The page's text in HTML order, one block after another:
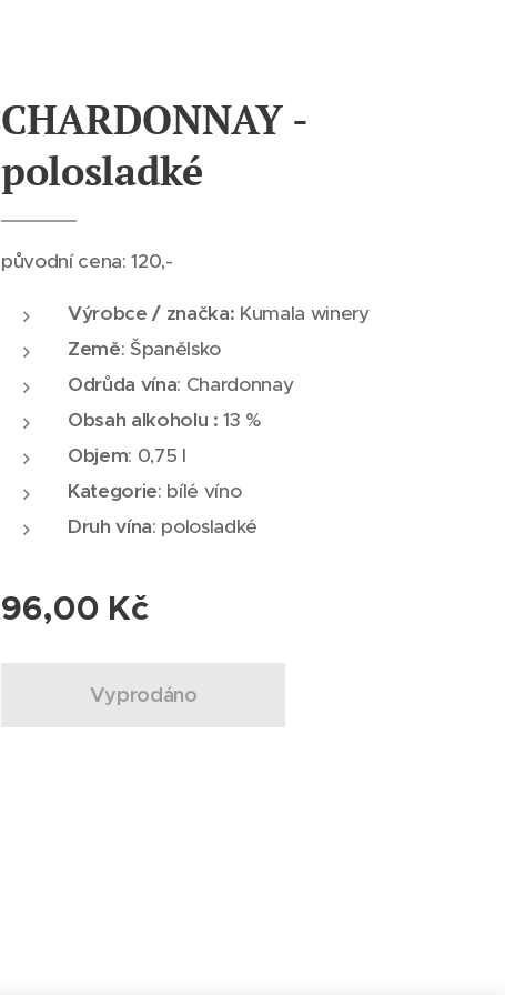
CHARDONNAY -
polosladké
původní cena: 120,-
Výrobce / značka: Kumala winery
Země: Španělsko
Odrůda vína: Chardonnay
Obsah alkoholu :13 %
Objem: 0,75 l
Kategorie: bílé víno
Druh vína: polosladké
96,00 Kč
Vyprodáno